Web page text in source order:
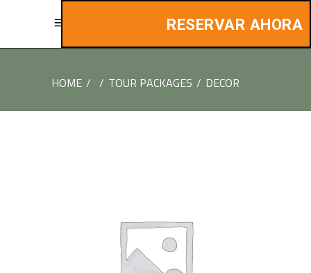
RESERVAR AHORA
HOME/ /TOUR PACKAGES/DECOR